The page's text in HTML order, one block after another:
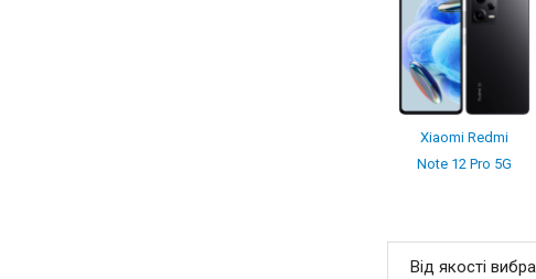
Xiaomi Redmi
Note 12 Pro 5G
Від якості